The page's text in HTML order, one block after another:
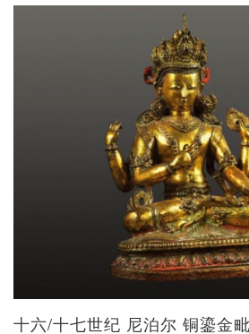
十六/十七世纪 尼泊尔 铜鎏金